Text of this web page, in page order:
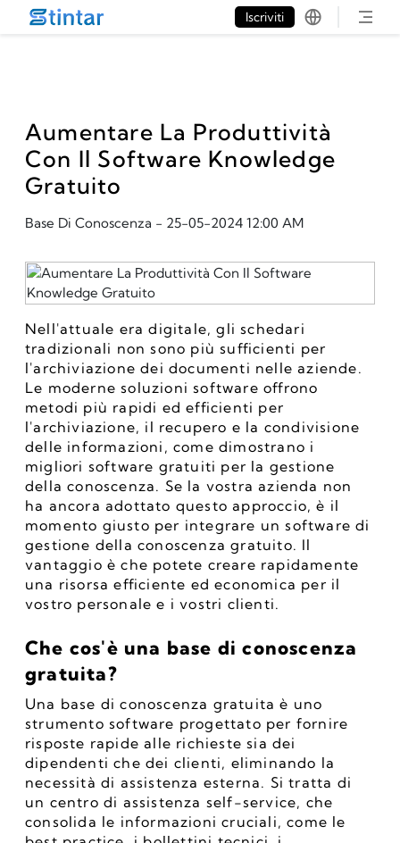
put google tag in file
Iscriviti
Aumentare La Produttività
Con Il Software Knowledge
Gratuito
Base Di Conoscenza - 25-05-2024 12:00 AM
Nell'attuale era digitale, gli schedari
tradizionali non sono più sufficienti per
l'archiviazione dei documenti nelle aziende.
Le moderne soluzioni software offrono
metodi più rapidi ed efficienti per
l'archiviazione, il recupero e la condivisione
delle informazioni, come dimostrano i
migliori software gratuiti per la gestione
della conoscenza. Se la vostra azienda non
ha ancora adottato questo approccio, è il
momento giusto per integrare un software di
gestione della conoscenza gratuito. Il
vantaggio è che potete creare rapidamente
una risorsa efficiente ed economica per il
vostro personale e i vostri clienti.
Che cos'è una base di conoscenza
gratuita?
Una base di conoscenza gratuita è uno
strumento software progettato per fornire
risposte rapide alle richieste sia dei
dipendenti che dei clienti, eliminando la
necessità di assistenza esterna. Si tratta di
un centro di assistenza self-service, che
consolida le informazioni cruciali, come le